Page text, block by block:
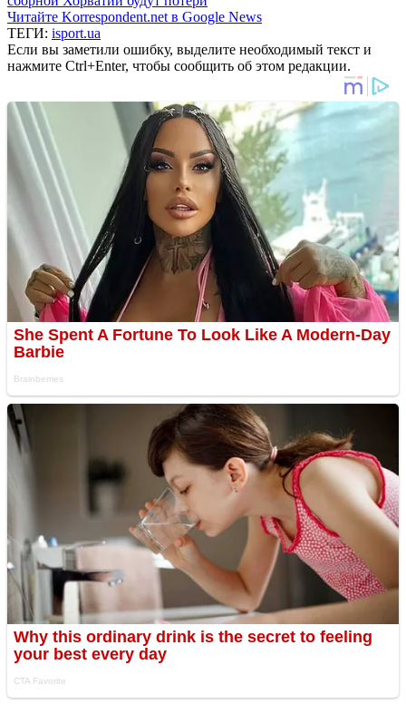
Читайте Korrespondent.net в Google News
ТЕГИ: isport.ua
Если вы заметили ошибку, выделите необходимый текст и
нажмите Ctrl+Enter, чтобы сообщить об этом редакции.